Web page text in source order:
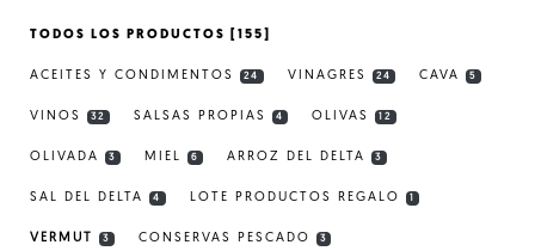
TODOS LOS PRODUCTOS [155]
ACEITES Y CONDIMENTOS 24 VINAGRES 24 CAVA 5
VINOS 32 SALSAS PROPIAS 4 OLIVAS 12
OLIVADA 3 MIEL 6 ARROZ DEL DELTA 3
SAL DEL DELTA 4 LOTE PRODUCTOS REGALO
VERMUT 3 CONSERVAS PESCADO 3
NUESTRO ACEITE
SELECCIONAR IDIOMA :